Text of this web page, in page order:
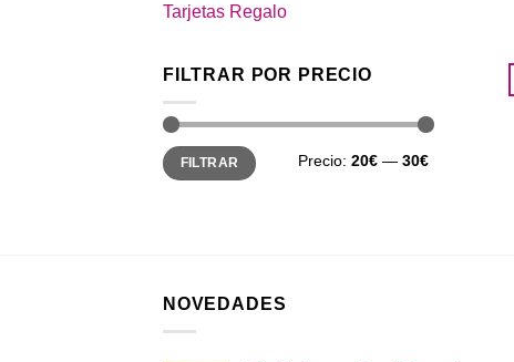
Tarjetas Regalo
FILTRAR POR PRECIO
Precio
mínimo
Precio
máximo
FILTRAR Precio: 20€ — 30€
NOVEDADES